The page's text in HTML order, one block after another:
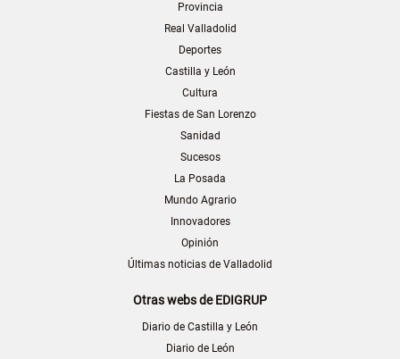
Provincia
Real Valladolid
Deportes
Castilla y León
Cultura
Fiestas de San Lorenzo
Sanidad
Sucesos
La Posada
Mundo Agrario
Innovadores
Opinión
Últimas noticias de Valladolid
Otras webs de EDIGRUP
Diario de Castilla y León
Diario de León